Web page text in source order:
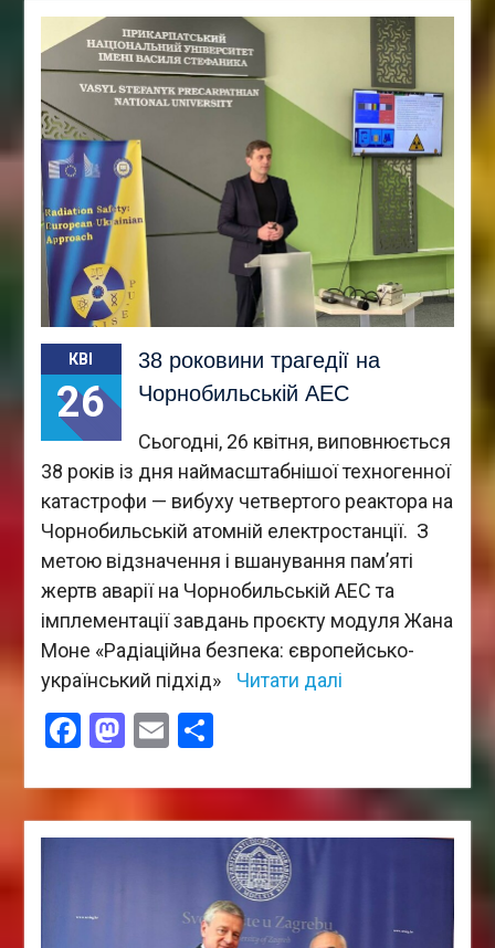
КВІ
26
38 роковини трагедії на
Чорнобильській АЕС
Сьогодні, 26 квітня, виповнюється
38 років із дня наймасштабнішої техногенної
катастрофи — вибуху четвертого реактора на
Чорнобильській атомній електростанції. З
метою відзначення і вшанування пам’яті
жертв аварії на Чорнобильській АЕС та
імплементації завдань проєкту модуля Жана
Моне «Радіаційна безпека: європейсько-
український підхід»
Читати далі
Facebook
Mastodon
Email